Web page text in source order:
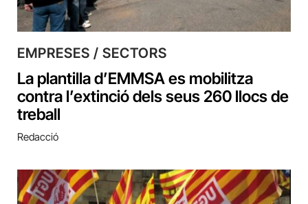
EMPRESES / SECTORS
La plantilla d’EMMSA es mobilitza
contra l’extinció dels seus 260 llocs de
treball
Redacció